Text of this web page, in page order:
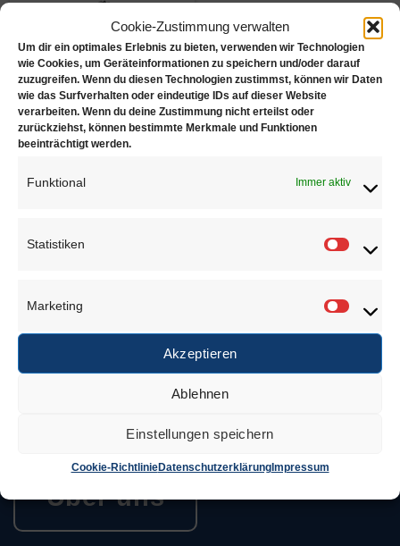
Cookie-Zustimmung verwalten
Um dir ein optimales Erlebnis zu bieten, verwenden wir Technologien
wie Cookies, um Geräteinformationen zu speichern und/oder darauf
zuzugreifen. Wenn du diesen Technologien zustimmst, können wir Daten
wie das Surfverhalten oder eindeutige IDs auf dieser Website
verarbeiten. Wenn du deine Zustimmung nicht erteilst oder
zurückziehst, können bestimmte Merkmale und Funktionen
beeinträchtigt werden.
Funktional Immer aktiv
Statistiken
Marketing
Akzeptieren
Ablehnen
Einstellungen speichern
Cookie-RichtlinieDatenschutzerklärungImpressum
Hartmetall (1AU),
Form 1HM
€4,95–€5,60
Zur Wunschliste
Juwelierbedarf KÖLN
Juwelierbedarf KÖLN und seine operativen Einheiten
in Deutschland sind in ein weltweites Netzwerk von
Unternehmen eingebunden, die sich alle demselben
den Bedürfnissen des Kunden.
Über uns